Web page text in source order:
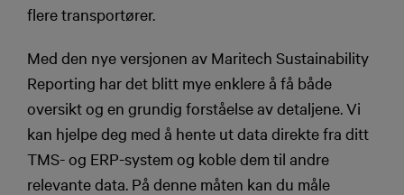
flere transportører.
Med den nye versjonen av Maritech Sustainability
Reporting har det blitt mye enklere å få både
oversikt og en grundig forståelse av detaljene. Vi
kan hjelpe deg med å hente ut data direkte fra ditt
TMS- og ERP-system og koble dem til andre
relevante data. På denne måten kan du måle